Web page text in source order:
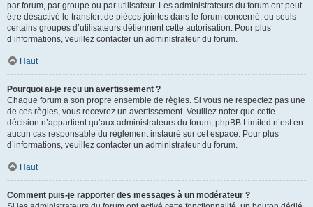
par forum, par groupe ou par utilisateur. Les administrateurs du forum ont peut-
être désactivé le transfert de pièces jointes dans le forum concerné, ou seuls
certains groupes d’utilisateurs détiennent cette autorisation. Pour plus
d’informations, veuillez contacter un administrateur du forum.
Haut
Pourquoi ai-je reçu un avertissement ?
Chaque forum a son propre ensemble de règles. Si vous ne respectez pas une
de ces règles, vous recevrez un avertissement. Veuillez noter que cette
décision n’appartient qu’aux administrateurs du forum, phpBB Limited n’est en
aucun cas responsable du règlement instauré sur cet espace. Pour plus
d’informations, veuillez contacter un administrateur du forum.
Haut
Comment puis-je rapporter des messages à un modérateur ?